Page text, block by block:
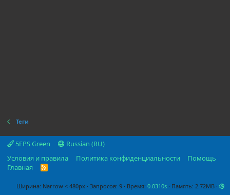
Теги
5FPS Green
Russian (RU)
Условия и правила
Политика конфиденциальности
Помощь
Главная
R
Ширина Запросов 9 Время 0.0310s Память 2.72MB